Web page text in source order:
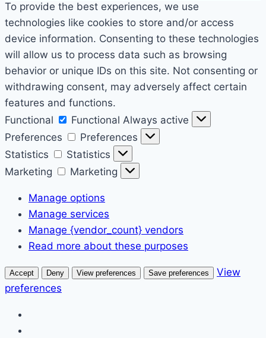
To provide the best experiences, we use
technologies like cookies to store and/or access
device information. Consenting to these technologies
will allow us to process data such as browsing
behavior or unique IDs on this site. Not consenting or
withdrawing consent, may adversely affect certain
features and functions.
Functional
Functional Always active
Preferences
Preferences
Statistics
Statistics
Marketing
Marketing
Manage options
Manage services
Manage {vendor_count} vendors
Read more about these purposes
Accept Deny View preferences Save preferences
View
preferences